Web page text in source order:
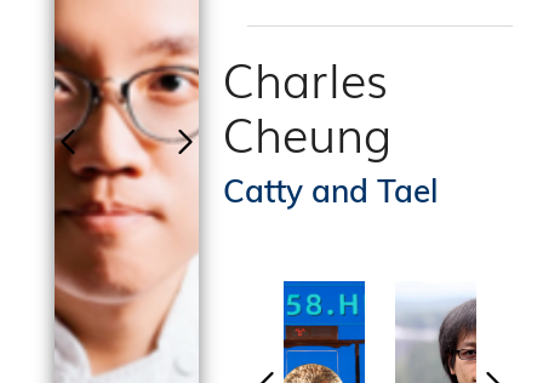
Gao
Charles
Cheung
Catty and Tael